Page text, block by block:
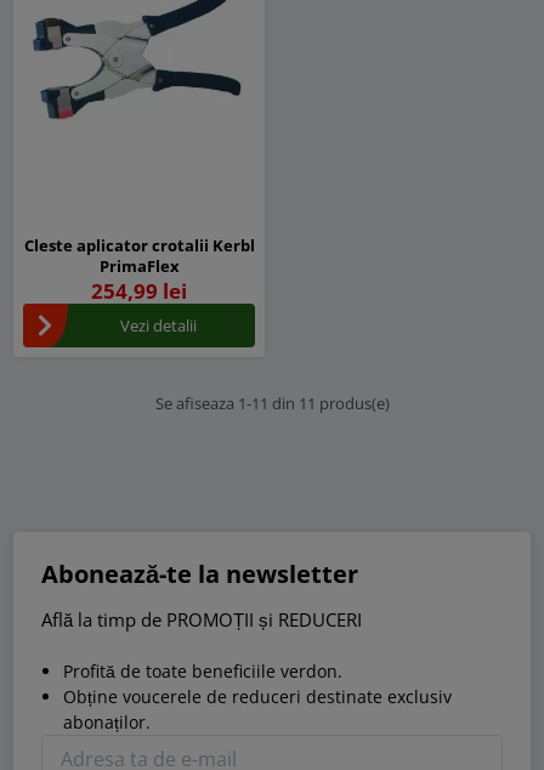
Cleste aplicator crotalii Kerbl
PrimaFlex
254,99 lei
Vezi detalii
Se afiseaza 1-11 din 11 produs(e)
Abonează-te la newsletter
Află la timp de PROMOȚII și REDUCERI
Profită de toate beneficiile verdon.
Obține voucerele de reduceri destinate exclusiv
abonaților.